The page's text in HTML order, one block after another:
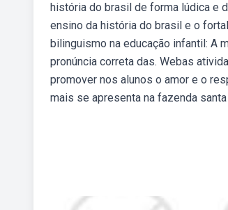
história do brasil de forma lúdica e
ensino da história do brasil e o
bilinguismo na educação infantil: A
pronúncia correta das. Webas
promover nos alunos o amor e o
mais se apresenta na fazenda